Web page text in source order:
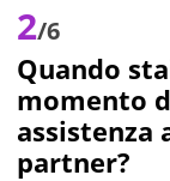
2/6
Quando
momento
assistenza
partner?